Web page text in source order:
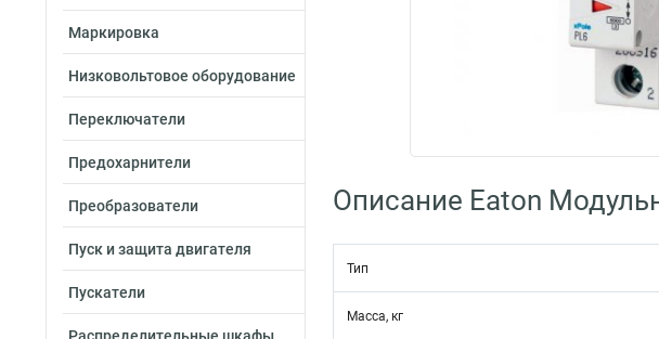
Маркировка
Низковольтовое оборудование
Переключатели
Предохарнители
Преобразователи
Пуск и защита двигателя
Пускатели
Описание Eaton
Тип
Масса, кг